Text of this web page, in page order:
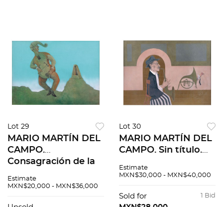
Lot 29
MARIO MARTÍN DEL
CAMPO.
Consagración de la
y fechado 90.
Estimate
MXN$20,000 - MXN$36,000
Lot 30
MARIO MARTÍN DEL
CAMPO. Sin título.
89. Acrílico, pastel y
sobre madera. 53 x
Estimate
MXN$30,000 - MXN$40,000
1 Bid
Sold for